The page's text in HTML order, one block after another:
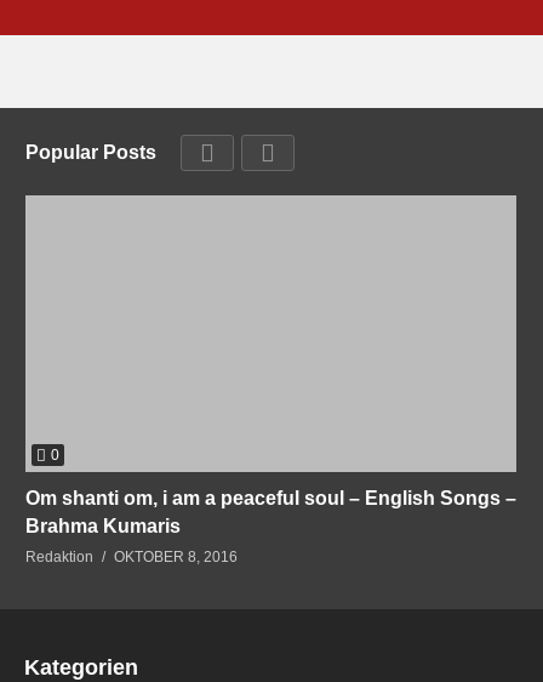
Popular Posts
0
Om shanti om, i am a peaceful soul – English Songs –
Brahma Kumaris
Redaktion OKTOBER 8, 2016
Kategorien